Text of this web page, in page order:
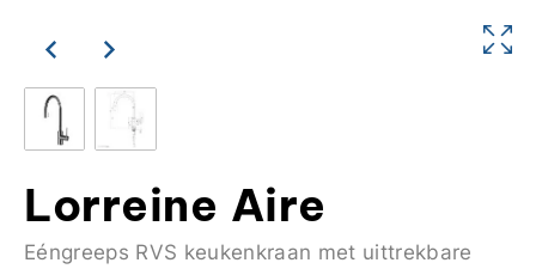
Lorreine Aire
Eéngreeps RVS keukenkraan met uittrekbare